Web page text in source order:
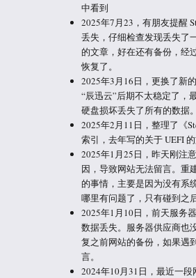
中看到
2025年7月23，有朋友提醒
丢失，仔细检查发现丢失了
的文章，好在还有备份，经
恢复了。
2025年3月16日，更换了新
“辰迅云”后期不太稳定了，
硬盘损坏丢失了所有的数据。
2025年2月11日，整理了《
索引，去年写的关于 UEFI 的
2025年1月25日，昨天刚注
因，导致网站无法留言。重
的事情，主要是因为没有系
哪里有问题了，只有碰到之
2025年1月10日，前天服务
数据丢失。服务器供应商也
复之前网站的备份，如果遇
言。
2024年10月31日，最近一